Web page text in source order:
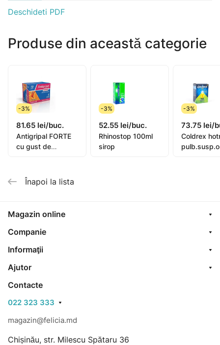
Deschideti PDF
Produse din această categorie
-3%
81.65 lei/buc.
Antigripal FORTE
cu gust de
-3%
52.55 lei/buc.
Rhinostop 100ml
sirop
-3%
73.75 lei/
Coldrex
Înapoi la lista
Magazin online
Companie
Informaţii
Ajutor
Contacte
022 323 333
magazin@felicia.md
Chișinău, str. Milescu Spătaru 36